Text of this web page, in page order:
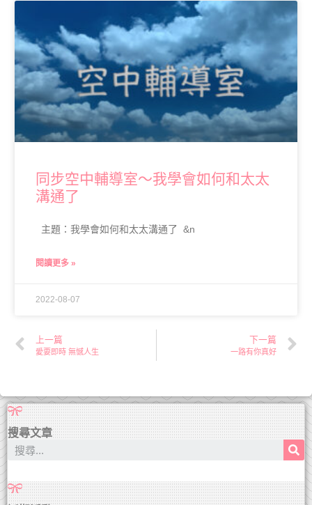
同步空中輔導室～我學會如何和太太
溝通了
主題：我學會如何和太太溝通了 &n
閱讀更多 »
2022-08-07
上一篇
愛要即時 無憾人生
下一篇
一路有你真好
搜尋文章